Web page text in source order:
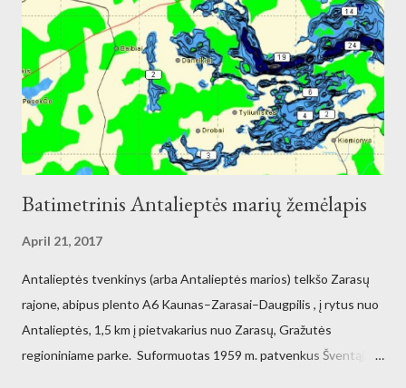
Batimetrinis Antalieptės marių žemėlapis
April 21, 2017
Antalieptės tvenkinys (arba Antalieptės marios) telkšo Zarasų
rajone, abipus plento A6 Kaunas–Zarasai–Daugpilis , į rytus nuo
Antalieptės, 1,5 km į pietvakarius nuo Zarasų, Gražutės
regioniniame parke. Suformuotas 1959 m. patvenkus Šventąją